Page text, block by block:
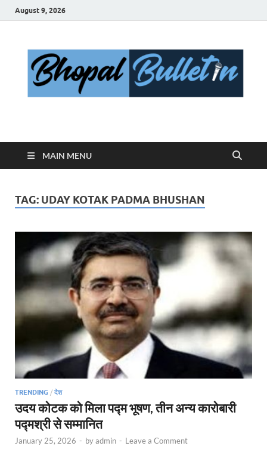
August 9, 2026
Bhopal Bulletin
MAIN MENU
TAG: UDAY KOTAK PADMA BHUSHAN
TRENDING / देश
उदय कोटक को मिला पद्म भूषण, तीन अन्य कारोबारी
पद्मश्री से सम्मानित
January 25, 2026 - byadmin - Leave a Comment